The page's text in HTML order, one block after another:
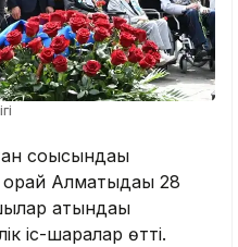
соғысындағы
Алматыдағы 28
атындағы
іс-шаралар өтті.